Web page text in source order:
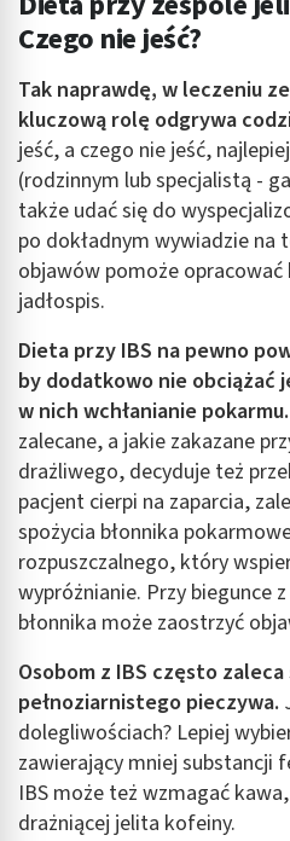
Czego nie jeść?
Tak naprawdę, w leczeniu
kluczową rolę odgrywa
jeść, a czego nie jeść,
(rodzinnym lub specjalistą -
także udać się do
po dokładnym wywiadzie na
objawów pomoże
jadłospis.
Dieta przy IBS na pewno
by dodatkowo nie obciążać
w nich wchłanianie pokarmu.
zalecane, a jakie zakazane
drażliwego, decyduje też
pacjent cierpi na zaparcia,
spożycia błonnika
rozpuszczalnego, który
wypróżnianie. Przy biegunce
błonnika może zaostrzyć
Osobom z IBS często
pełnoziarnistego pieczywa.
dolegliwościach? Lepiej
zawierający mniej substancji
IBS może też wzmagać
drażniącej jelita kofeiny.